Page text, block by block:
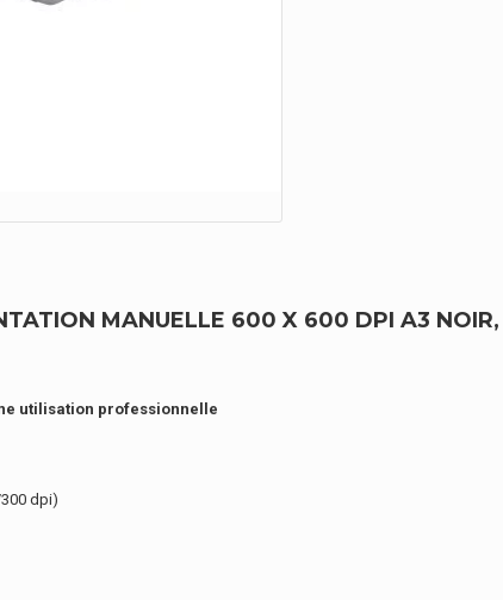
MANUELLE 600 X 600 DPI A3
utilisation professionnelle
dpi)